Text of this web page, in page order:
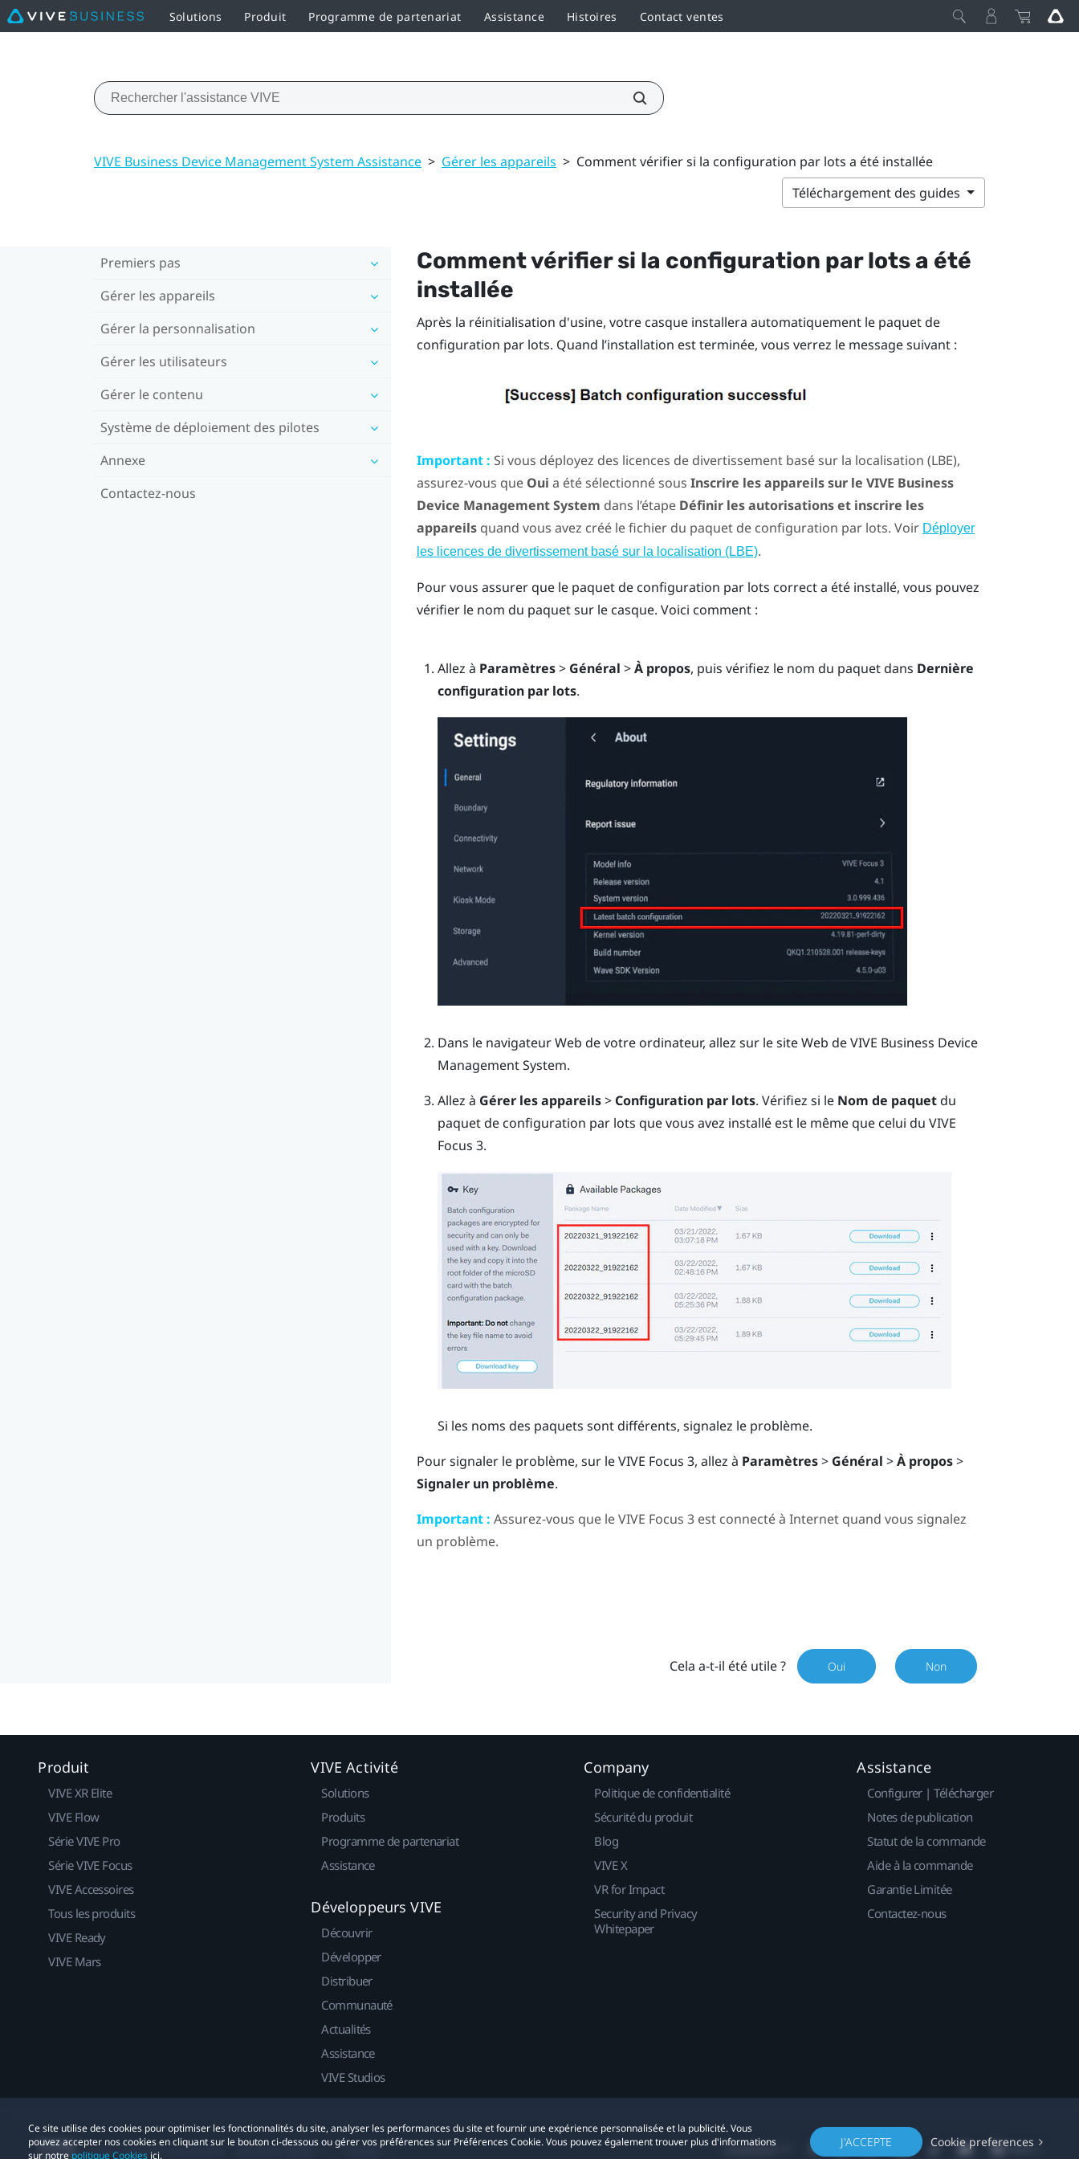
Solutions Produit Programme de partenariat Assistance Histoires Contact ventes
VIVE Business Device Management System Assistance > Gérer les appareils > Comment vérifier si la configuration par lots a été installée
Téléchargement des guides
Premiers pas
Gérer les appareils
Gérer la personnalisation
Gérer les utilisateurs
Gérer le contenu
Système de déploiement des pilotes
Annexe
Contactez-nous
Comment vérifier si la configuration par lots a été
installée
Après la réinitialisation d'usine, votre casque installera automatiquement le paquet de
configuration par lots. Quand l’installation est terminée, vous verrez le message suivant :
Important : Si vous déployez des licences de divertissement basé sur la localisation (LBE),
assurez-vous que Oui a été sélectionné sous Inscrire les appareils sur le VIVE Business
Device Management System dans l’étape Définir les autorisations et inscrire les
appareilsquand vous avez créé le fichier du paquet de configuration par lots. Voir Déployer
les licences de divertissement basé sur la localisation (LBE).
Pour vous assurer que le paquet de configuration par lots correct a été installé, vous pouvez
vérifier le nom du paquet sur le casque. Voici comment :
Allez à Paramètres> Général >À propos, puis vérifiez le nom du paquet dans Dernière
configuration par lots.
Dans le navigateur Web de votre ordinateur, allez sur le site Web deVIVE Business Device
Management System.
Allez à Gérer les appareils> Configuration par lots. Vérifiez si le Nom de paquetdu
paquet de configuration par lots que vous avez installé est le même que celui du VIVE
Focus 3.
Si les noms des paquets sont différents, signalez le problème.
Pour signaler le problème, sur leVIVE Focus 3, allez à Paramètres> Général >À propos>
Signaler un problème.
Important : Assurez-vous que leVIVE Focus 3est connecté à Internet quand vous signalez
un problème.
Cela a-t-il été utile ? Oui Non
Ce site utilise des cookies pour optimiser les fonctionnalités du site, analyser les performances du site et fournir une expérience personnalisée et la publicité. Vous
pouvez accepter nos cookies en cliquant sur le bouton ci-dessous ou gérer vos préférences sur Préférences Cookie. Vous pouvez également trouver plus d'informations
sur notre politique Cookies ici.
J'ACCEPTE Cookie preferences
Produit
VIVE XR Elite
VIVE Flow
Série VIVE Pro
Série VIVE Focus
VIVE Accessoires
Tous les produits
VIVE Ready
VIVE Mars
VIVE Activité
Solutions
Produits
Programme de partenariat
Assistance
Développeurs VIVE
Découvrir
Développer
Distribuer
Communauté
Actualités
Assistance
VIVE Studios
Company
Politique de confidentialité
Sécurité du produit
Blog
VIVE X
VR for Impact
Security and Privacy
Whitepaper
Assistance
Configurer | Télécharger
Notes de publication
Statut de la commande
Aide à la commande
Garantie Limitée
Contactez-nous
Localisation
© 2011-2026 HTC Corporation